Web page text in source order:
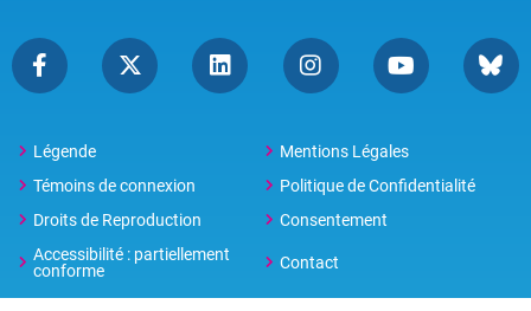
Légende
Mentions Légales
Témoins de connexion
Politique de Confidentialité
Droits de Reproduction
Consentement
Accessibilité : partiellement
conforme
Contact